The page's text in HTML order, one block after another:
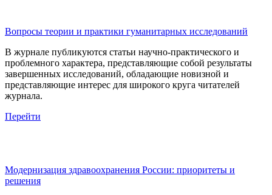
Вопросы теории и практики гуманитарных исследований
В журнале публикуются статьи научно-практического и
проблемного характера, представляющие собой результаты
завершенных исследований, обладающие новизной и
представляющие интерес для широкого круга читателей
журнала.
Перейти
Модернизация здравоохранения России: приоритеты и
решения